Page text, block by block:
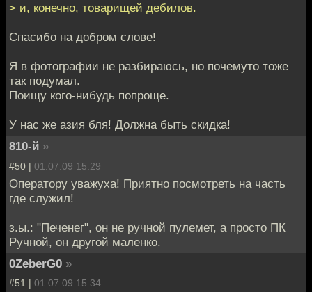
> и, конечно, товарищей дебилов.
Спасибо на добром слове!
Я в фотографии не разбираюсь, но почемуто тоже
так подумал.
Поищу кого-нибудь попроще.
У нас же азия бля! Должна быть скидка!
810-й »
#50 | 01.07.09 15:29
Оператору уважуха! Приятно посмотреть на часть
где служил!
з.ы.: "Печенег", он не ручной пулемет, а просто ПК
Ручной, он другой маленко.
0ZeberG0 »
#51 | 01.07.09 15:34